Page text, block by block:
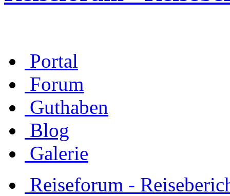
Portal
Forum
Guthaben
Blog
Galerie
Reiseforum -